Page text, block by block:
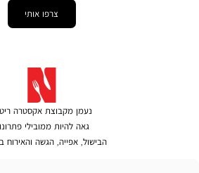
צרפו אותי
נעמן מקבוצת אקסטרה
גאה להיות ממובילי
הבישול, אפייה, הגשה והאירוח